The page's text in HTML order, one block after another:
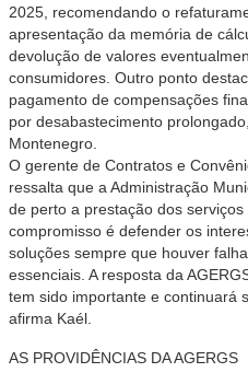
2025, recomendando o
apresentação da memória de
devolução de valores
consumidores. Outro ponto
pagamento de compensações
por desabastecimento
Montenegro.
O gerente de Contratos e
ressalta que a Administração
de perto a prestação dos
compromisso é defender os
soluções sempre que houver
essenciais. A resposta da
tem sido importante e continuará
afirma Kaél.
AS PROVIDÊNCIAS DA AGERGS